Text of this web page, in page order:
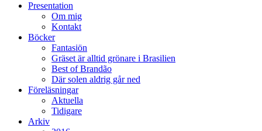
Presentation
Om mig
Kontakt
Böcker
Fantasiön
Gräset är alltid grönare i Brasilien
Best of Brandão
Där solen aldrig går ned
Föreläsningar
Aktuella
Tidigare
Arkiv